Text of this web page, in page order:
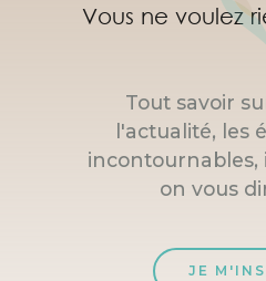
Vous ne voulez
Tout savoir
l'actualité, les
incontournables,
on vous
JE